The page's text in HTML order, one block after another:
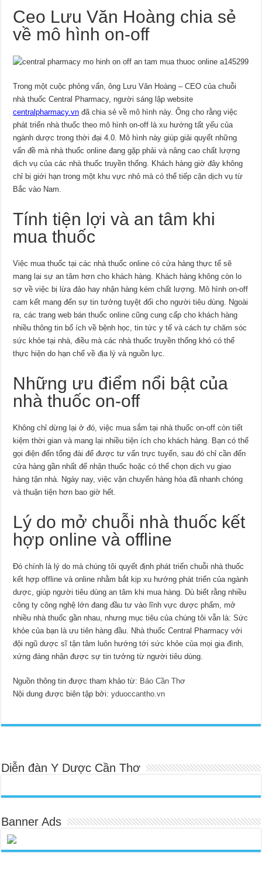
Ceo Lưu Văn Hoàng chia sẻ
về mô hình on-off
Trong một cuộc phỏng vấn, ông Lưu Văn Hoàng – CEO của chuỗi
nhà thuốc Central Pharmacy, người sáng lập website
centralpharmacy.vn đã chia sẻ về mô hình này. Ông cho rằng việc
phát triển nhà thuốc theo mô hình on-off là xu hướng tất yếu của
ngành dược trong thời đại 4.0. Mô hình này giúp giải quyết những
vấn đề mà nhà thuốc online đang gặp phải và nâng cao chất lượng
dịch vụ của các nhà thuốc truyền thống. Khách hàng giờ đây không
chỉ bị giới hạn trong một khu vực nhỏ mà có thể tiếp cận dịch vụ từ
Bắc vào Nam.
Tính tiện lợi và an tâm khi
mua thuốc
Việc mua thuốc tại các nhà thuốc online có cửa hàng thực tế sẽ
mang lại sự an tâm hơn cho khách hàng. Khách hàng không còn lo
sợ về việc bị lừa đảo hay nhận hàng kém chất lượng. Mô hình on-off
cam kết mang đến sự tin tưởng tuyệt đối cho người tiêu dùng. Ngoài
ra, các trang web bán thuốc online cũng cung cấp cho khách hàng
nhiều thông tin bổ ích về bệnh học, tin tức y tế và cách tự chăm sóc
sức khỏe tại nhà, điều mà các nhà thuốc truyền thống khó có thể
thực hiện do hạn chế về địa lý và nguồn lực.
Những ưu điểm nổi bật của
nhà thuốc on-off
Không chỉ dừng lại ở đó, việc mua sắm tại nhà thuốc on-off còn tiết
kiệm thời gian và mang lại nhiều tiện ích cho khách hàng. Bạn có thể
gọi điện đến tổng đài để được tư vấn trực tuyến, sau đó chỉ cần đến
cửa hàng gần nhất để nhận thuốc hoặc có thể chọn dịch vụ giao
hàng tận nhà. Ngày nay, việc vận chuyển hàng hóa đã nhanh chóng
và thuận tiện hơn bao giờ hết.
Lý do mở chuỗi nhà thuốc kết
hợp online và offline
Đó chính là lý do mà chúng tôi quyết định phát triển chuỗi nhà thuốc
kết hợp offline và online nhằm bắt kịp xu hướng phát triển của ngành
dược, giúp người tiêu dùng an tâm khi mua hàng. Dù biết rằng nhiều
công ty công nghệ lớn đang đầu tư vào lĩnh vực dược phẩm, mở
nhiều nhà thuốc gần nhau, nhưng mục tiêu của chúng tôi vẫn là: Sức
khỏe của bạn là ưu tiên hàng đầu. Nhà thuốc Central Pharmacy với
đội ngũ dược sĩ tận tâm luôn hướng tới sức khỏe của mọi gia đình,
xứng đáng nhận được sự tin tưởng từ người tiêu dùng.
Nguồn thông tin được tham khảo từ: Báo Cần Thơ
Nội dung được biên tập bởi:yduoccantho.vn
Diễn đàn Y Dược Cần Thơ
Banner Ads